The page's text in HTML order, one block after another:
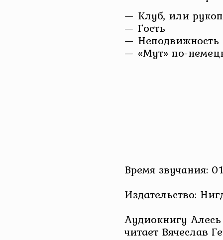
— Клуб, или
— Гость
— Неподвижность
— «Мут» по-
Время звучания:
Издательство:
Аудиокнигу
читает Вячеслав